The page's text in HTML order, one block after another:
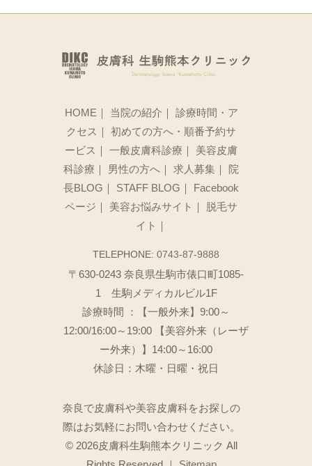
HOME ｜ 当院の紹介 ｜
診療時間・ア
クセス ｜
初めての方へ・順番予約サ
ービス ｜ 一般皮膚科診療 ｜
美容皮膚
科診療 ｜ 男性の方へ ｜ 求人募集 ｜
院
長BLOG ｜ STAFF BLOG ｜
Facebook
ページ ｜ 美容お悩みサイト ｜
脱毛サ
イト
｜
TELEPHONE: 0743-87-9888
〒630-0243 奈良県生駒市俵口町1085-
1 生駒メディカルビル1F
診療時間 ：【一般外来】9:00～
12:00/16:00～19:00 【美容外来（レーザ
ー外来）】14:00～16:00
休診日：木曜・日曜・祝日
奈良で皮膚科や美容皮膚科をお探しの
際はお気軽にお問い合わせください。
© 2026皮膚科生駒熊本クリニック All